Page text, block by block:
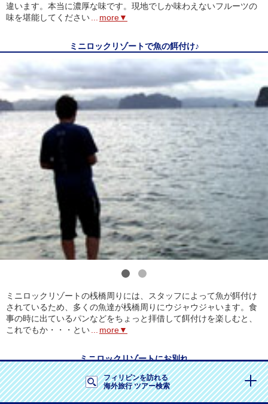
違います。本当に濃厚な味です。現地でしか味わえないフルーツの
味を堪能してください
more▼
ミニロックリゾートで魚の餌付け♪
ミニロックリゾートの桟橋周りには、スタッフによって魚が餌付け
されているため、多くの魚達が桟橋周りにウジャウジャいます。食
事の時に出ているパンなどをちょっと拝借して餌付けを楽しむと、
これでもか・・・とい
more▼
ミニロックリゾートにお別れ
フィリピンを訪れる
海外旅行 ツアー検索